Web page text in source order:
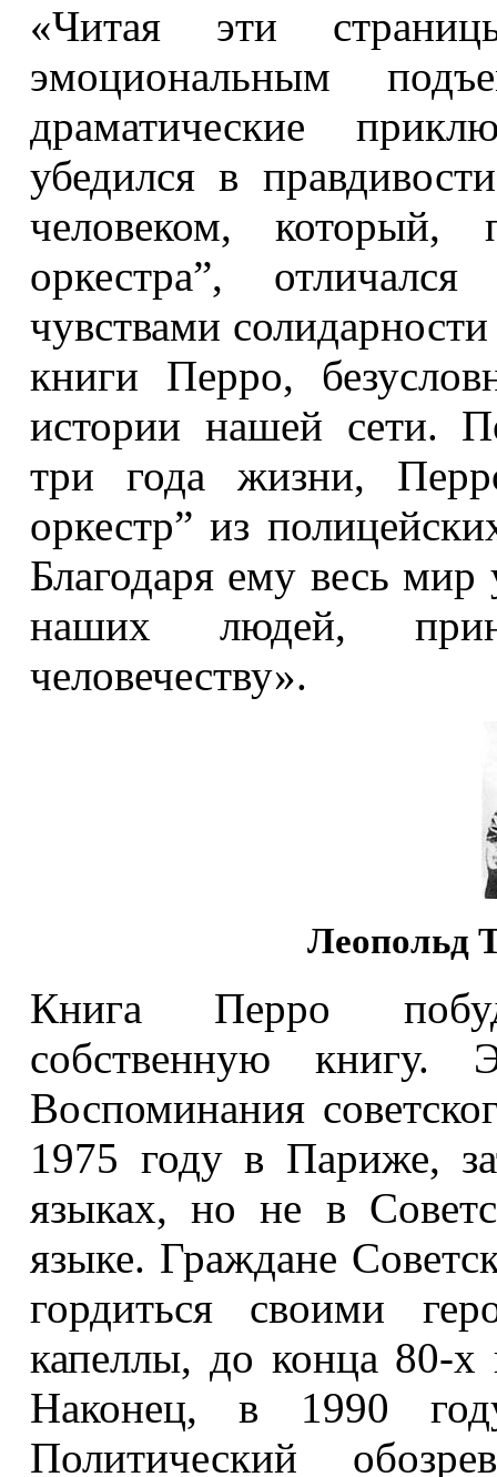
«Читая эти
эмоциональным
драматические
убедился в
человеком, который,
оркестра”,
чувствами
книги Перро,
истории нашей сети.
три года жизни,
оркестр” из
Благодаря ему весь мир
наших людей,
человечеству».
Леопольд
Книга Перро
собственную книгу.
Воспоминания
1975 году в Париже,
языках, но не в
языке. Граждане
гордиться своими
капеллы, до конца 80-х
Наконец, в 1990
Политический